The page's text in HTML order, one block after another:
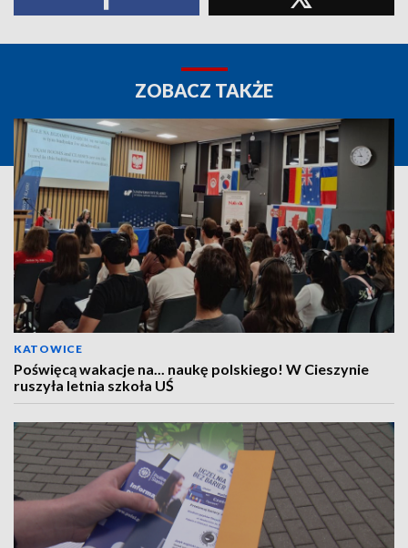
ZOBACZ TAKŻE
KATOWICE
Poświęcą wakacje na... naukę polskiego! W Cieszynie
ruszyła letnia szkoła UŚ